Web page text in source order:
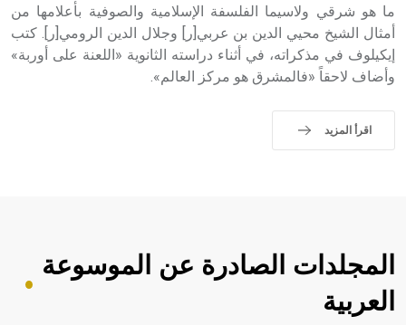
ما هو شرقي ولاسيما الفلسفة الإسلامية والصوفية بأعلامها من
أمثال الشيخ محيي الدين بن عربي[ر] وجلال الدين الرومي[ر]. كتب
إيكيلوف في مذكراته، في أثناء دراسته الثانوية «اللعنة على أوربة»
وأضاف لاحقاً «فالمشرق هو مركز العالم».
اقرأ المزيد
المجلدات الصادرة عن الموسوعة
العربية